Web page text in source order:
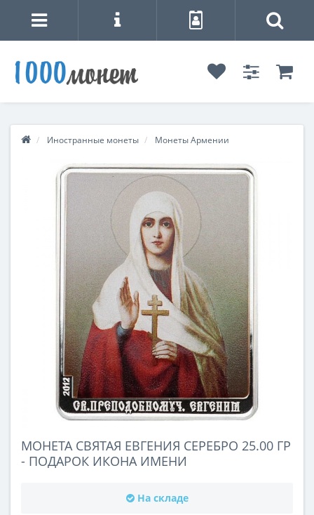
Иностранные монеты Монеты Армении
МОНЕТА СВЯТАЯ ЕВГЕНИЯ СЕРЕБРО 25.00 ГР
- ПОДАРОК ИКОНА ИМЕНИ
На складе